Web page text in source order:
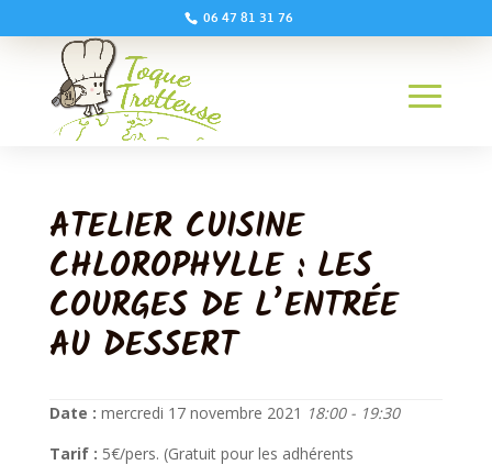
06 47 81 31 76
ATELIER CUISINE
CHLOROPHYLLE : LES
COURGES DE L’ENTRÉE
AU DESSERT
Date : mercredi 17 novembre 2021 18:00 - 19:30
Tarif : 5€/pers. (Gratuit pour les adhérents